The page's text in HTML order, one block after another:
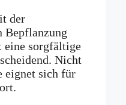
der
Bepflanzung
eine sorgfältige
Nicht
eignet sich für